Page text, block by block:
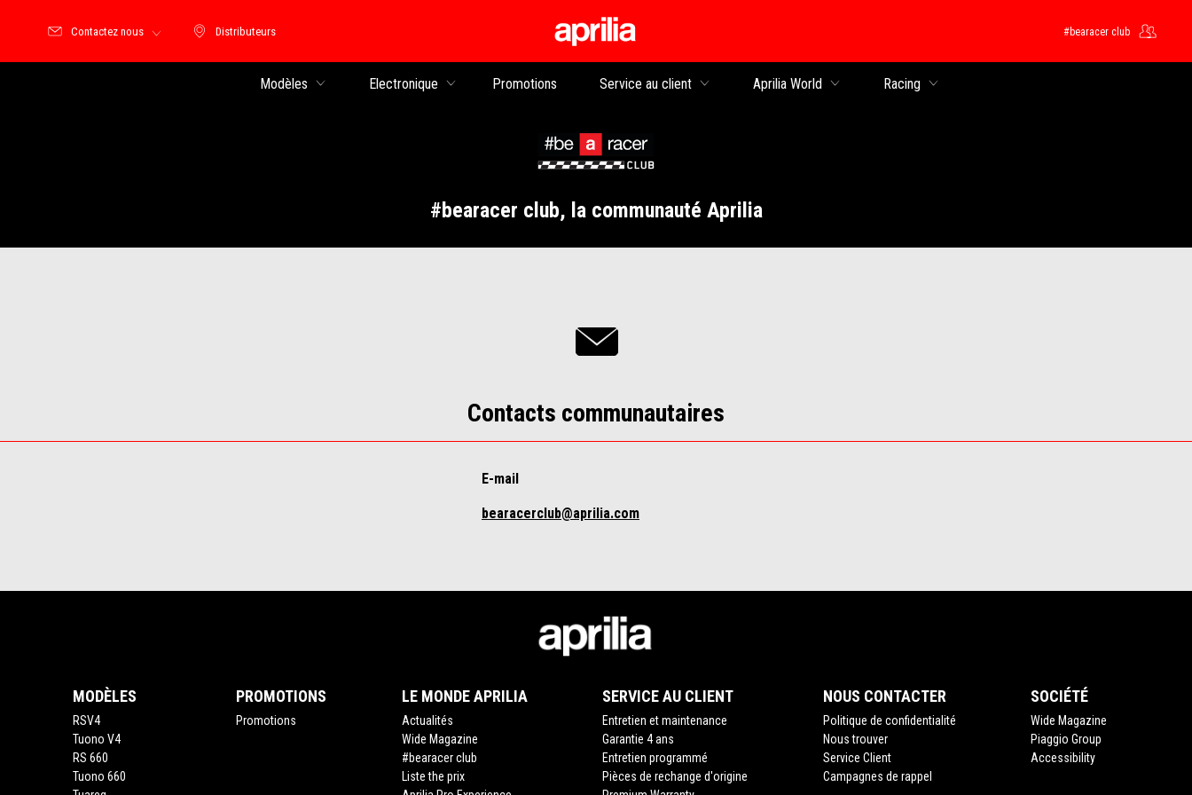
Distributeurs
Distributeurs
Contactez nous #bearacer club
Modèles Electronique Promotions Service au client Aprilia World Racing
#bearacer club, la communauté Aprilia
Contacts communautaires
E-mail
bearacerclub@aprilia.com
MODÈLES
RSV4
Tuono V4
RS 660
Tuono 660
PROMOTIONS
Promotions
LE MONDE APRILIA
Actualités
Wide Magazine
#bearacer club
Liste the prix
SERVICE AU CLIENT
Entretien et maintenance
Garantie 4 ans
Entretien programmé
Pièces de rechange d'origine
NOUS CONTACTER
Politique de confidentialité
Nous trouver
Service Client
Campagnes de rappel
SOCIÉTÉ
Wide Magazine
Piaggio Group
Accessibility